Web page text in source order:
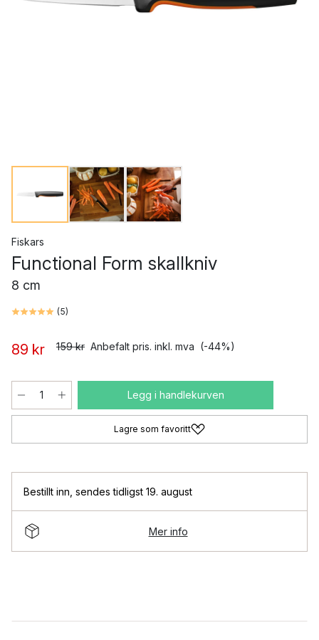
Fiskars
Functional Form skallkniv
8 cm
(5)
89 kr 159 kr Anbefalt pris. inkl. mva (-44%)
Legg i handlekurven
Lagre som favoritt
Bestillt inn sendes tidligst 19. august
Mer info